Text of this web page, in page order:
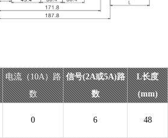
电流（10A）路
数
信号(2A或5A)路
数
L长度
(mm)
0 6 48